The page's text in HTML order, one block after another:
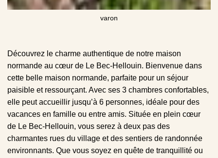
varon
Découvrez le charme authentique de notre maison
normande au cœur de Le Bec-Hellouin. Bienvenue dans
cette belle maison normande, parfaite pour un séjour
paisible et ressourçant. Avec ses 3 chambres confortables,
elle peut accueillir jusqu’à 6 personnes, idéale pour des
vacances en famille ou entre amis. Située en plein cœur
de Le Bec-Hellouin, vous serez à deux pas des
charmantes rues du village et des sentiers de randonnée
environnants. Que vous soyez en quête de tranquillité ou